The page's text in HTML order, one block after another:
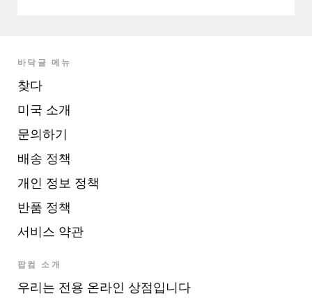
바닥글 메뉴
찾다
미국 소개
문의하기
배송 정책
개인 정보 정책
반품 정책
서비스 약관
팝컴 소개
우리는 전용 온라인 상점입니다